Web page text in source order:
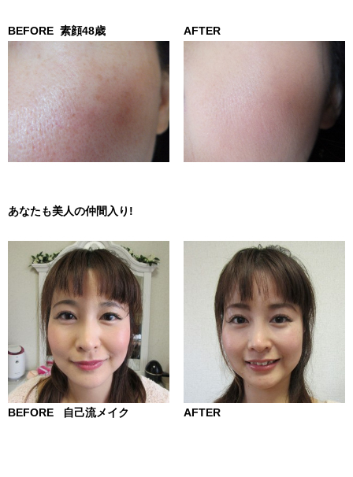
BEFORE 素顔48歳 AFTER
あなたも美人の仲間入り!
BEFORE 自己流メイク AFTER